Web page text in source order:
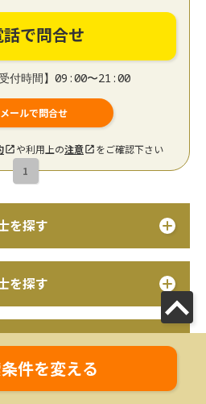
話で問合せ
受付時間】09:00〜21:00
メールで問合せ
や利用上の注意
をご確認下さい
1
を探す
を探す
を探す
件を変える